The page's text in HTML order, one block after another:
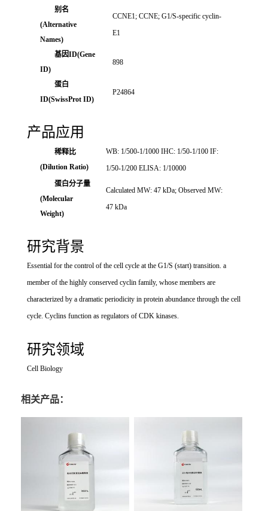
别名
(Alternative
Names)
CCNE1; CCNE; G1/S-specific cyclin-
E1
基因ID(Gene
ID)
898
蛋白
ID(SwissProt ID)
P24864
产品应用
稀释比
(Dilution Ratio)
WB: 1/500-1/1000 IHC: 1/50-1/100 IF:
1/50-1/200 ELISA: 1/10000
蛋白分子量
(Molecular
Weight)
Calculated MW: 47 kDa; Observed MW:
47 kDa
研究背景
Essential for the control of the cell cycle at the G1/S (start) transition. a
member of the highly conserved cyclin family, whose members are
characterized by a dramatic periodicity in protein abundance through the cell
cycle. Cyclins function as regulators of CDK kinases.
研究领域
Cell Biology
相关产品：